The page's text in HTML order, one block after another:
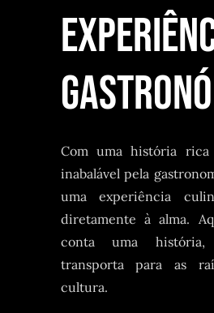
Com uma história
inabalável pela
uma experiência
diretamente à alma.
conta uma história,
transporta para as
cultura.